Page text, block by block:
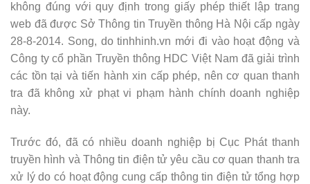
không đúng với quy định trong giấy phép thiết lập trang
web đã được Sở Thông tin Truyền thông Hà Nội cấp ngày
28-8-2014. Song, do tinhhinh.vn mới đi vào hoạt động và
Công ty cổ phần Truyền thông HDC Việt Nam đã giải trình
các tồn tại và tiến hành xin cấp phép, nên cơ quan thanh
tra đã không xử phạt vi phạm hành chính doanh nghiệp
này.
Trước đó, đã có nhiều doanh nghiệp bị Cục Phát thanh
truyền hình và Thông tin điện tử yêu cầu cơ quan thanh tra
xử lý do có hoạt động cung cấp thông tin điện tử tổng hợp